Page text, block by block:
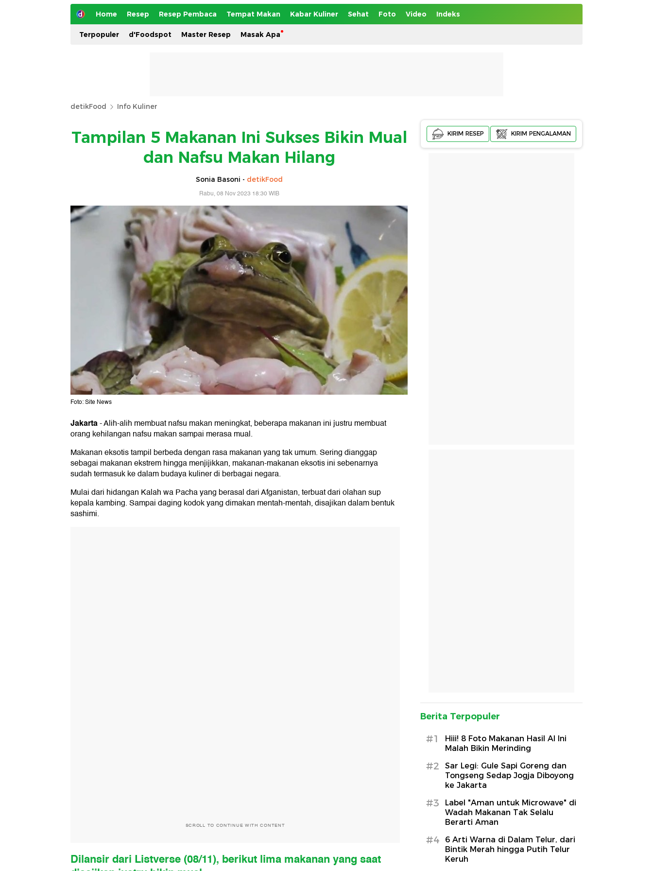
Home Resep Resep Pembaca Tempat Makan Kabar Kuliner Sehat Foto Video Indeks
Terpopuler d'Foodspot Master Resep Masak Apa
detikFood Info Kuliner
Tampilan 5 Makanan Ini Sukses Bikin Mual
dan Nafsu Makan Hilang
Sonia Basoni - detikFood
Rabu, 08 Nov 2023 18:30 WIB
Foto: Site News
Jakarta-Alih-alih membuat nafsu makan meningkat, beberapa makanan ini justru membuat
orang kehilangan nafsu makan sampai merasa mual.
Makanan eksotis tampil berbeda dengan rasa makanan yang tak umum. Sering dianggap
sebagai makanan ekstrem hingga menjijikkan, makanan-makanan eksotis ini sebenarnya
sudah termasuk ke dalam budaya kuliner di berbagai negara.
Mulai dari hidangan Kalah wa Pacha yang berasal dari Afganistan, terbuat dari olahan sup
kepala kambing. Sampai daging kodok yang dimakan mentah-mentah, disajikan dalam bentuk
sashimi.
SCROLL TO CONTINUE WITH CONTENT
Dilansir dari Listverse (08/11), berikut lima makanan yang saat
KIRIM RESEP KIRIM PENGALAMAN
Berita Terpopuler
#1
Hiii! 8 Foto Makanan Hasil AI Ini
Malah Bikin Merinding
#2
Sar Legi: Gule Sapi Goreng dan
Tongseng Sedap Jogja Diboyong
ke Jakarta
#3
Label "Aman untuk Microwave" di
Wadah Makanan Tak Selalu
Berarti Aman
#4
6 Arti Warna di Dalam Telur, dari
Bintik Merah hingga Putih Telur
Keruh